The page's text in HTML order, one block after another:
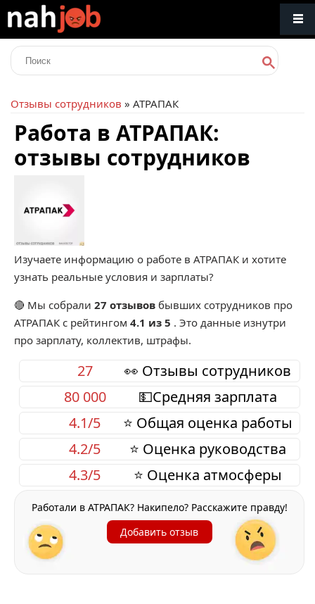
Отзывы сотрудников » АТРАПАК
Работа в АТРАПАК:
отзывы сотрудников
Изучаете информацию о работе в АТРАПАК и хотите
узнать реальные условия и зарплаты?
🔴 Мы собрали 27 отзывов бывших сотрудников про
АТРАПАК с рейтингом 4.1 из 5 . Это данные изнутри
про зарплату, коллектив, штрафы.
👀 Отзывы сотрудников
27
💵Средняя зарплата
80 000
⭐ Общая оценка работы
4.1/5
⭐ Оценка руководства
4.2/5
⭐ Оценка атмосферы
4.3/5
Работали в АТРАПАК? Накипело? Расскажите правду!
Добавить отзыв